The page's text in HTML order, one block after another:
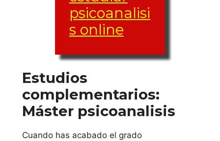
Universidad de
País Vasco
Universidad
Mondragon
psicoanalisi
s online
Estudios
complementarios:
Máster psicoanalisis
Cuando has acabado el grado